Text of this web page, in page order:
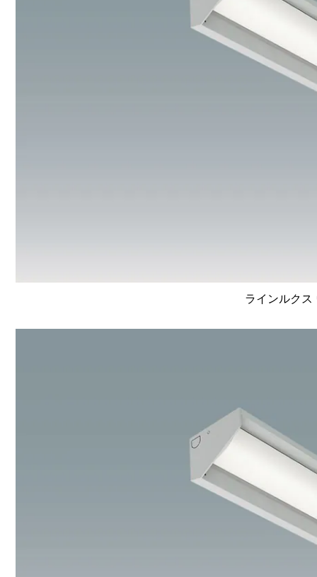
ラインルクス